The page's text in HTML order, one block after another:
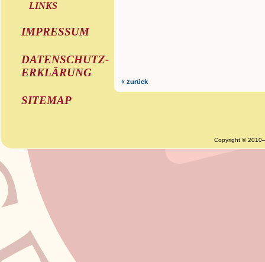
LINKS
IMPRESSUM
DATENSCHUTZ-
ERKLÄRUNG
SITEMAP
« zurück
Copyright ©